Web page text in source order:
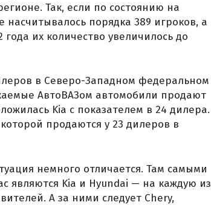
Так, если по состоянию на
порядка 389 игроков, а
их количество увеличилось до
в Северо-Западном федеральном
АвтоВАЗом автомобили продают
Kia с показателем в 24 дилера.
продаются у 23 дилеров в
немного отличается. Там самыми
являются Kia и Hyundai — на каждую из
А за ними следует Chery,